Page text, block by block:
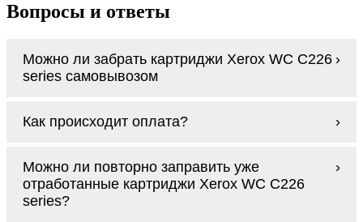
Вопросы и ответы
Можно ли забрать картриджи Xerox WC C226
series самовывозом
доставим заказ и сделаем это бесплатно
Мы гарантируем цельность упаковки, когда
доставляем Вам картриджи Xerox WC C226
series
Как происходит оплата?
series наличными курьеру при получении
заказа.
Можно ли повторно заправить уже
отработанные картриджи Xerox WC C226
series?